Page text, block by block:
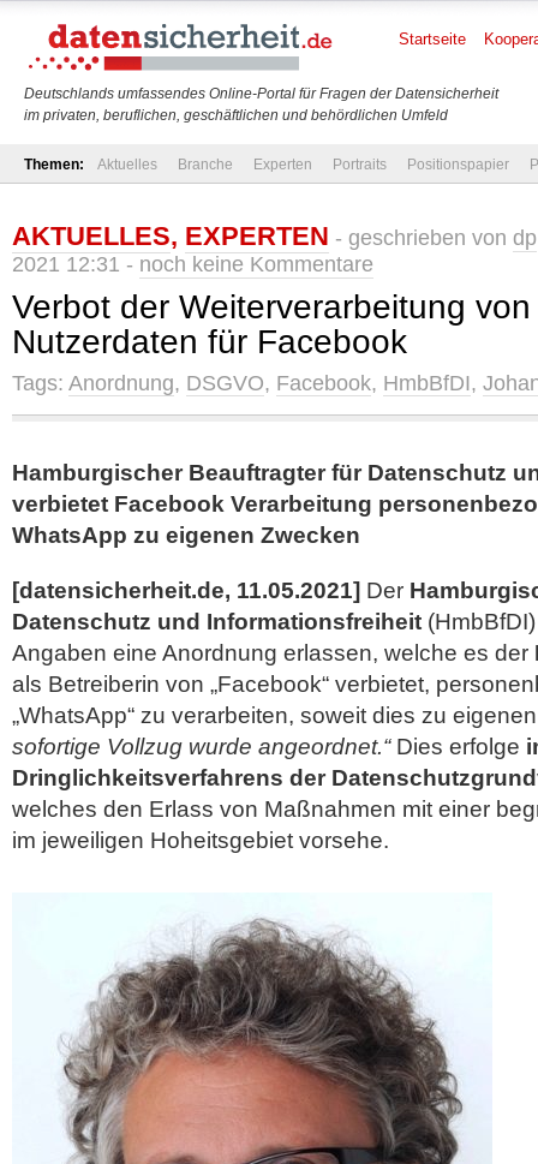
Deutschlands umfassendes Online-Portal für Fragen der Datensicherheit
im privaten, beruflichen, geschäftlichen und behördlichen Umfeld
Startseite
Themen: Aktuelles Branche Experten Portraits Positionspapier
AKTUELLES, EXPERTEN - geschrieben von dp
2021 12:31 - noch keine Kommentare
Verbot der Weiterverarbeitung
Nutzerdaten für Facebook
Tags: Anordnung, DSGVO, Facebook, HmbBfDI,
Hamburgischer Beauftragter für Datenschutz
verbietet Facebook Verarbeitung
WhatsApp zu eigenen Zwecken
[datensicherheit.de, 11.05.2021] Der
Datenschutz und Informationsfreiheit
Angaben eine Anordnung erlassen, welche es der
als Betreiberin von „Facebook“ verbietet,
„WhatsApp“ zu verarbeiten, soweit dies zu
sofortige Vollzug wurde angeordnet.“Dies erfolge
Dringlichkeitsverfahrens der
welches den Erlass von Maßnahmen mit einer
im jeweiligen Hoheitsgebiet vorsehe.